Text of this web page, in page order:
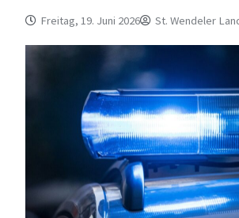
Freitag, 19. Juni 2026 St. Wendeler